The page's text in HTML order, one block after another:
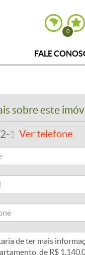
0
FALE
sobre este
1877
Ver telefone